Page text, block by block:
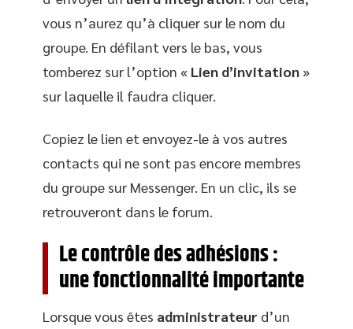
vous n’aurez qu’à cliquer sur le nom du
groupe. En défilant vers le bas, vous
tomberez sur l’option « Lien d’invitation »
sur laquelle il faudra cliquer.
Copiez le lien et envoyez-le à vos autres
contacts qui ne sont pas encore membres
du groupe sur Messenger. En un clic, ils se
retrouveront dans le forum.
Le contrôle des adhésions :
une fonctionnalité importante
Lorsque vous êtes administrateur d’un